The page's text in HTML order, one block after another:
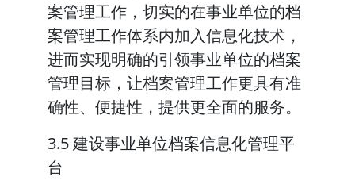
案管理工作，切实的在事业单位的档
案管理工作体系内加入信息化技术，
进而实现明确的引领事业单位的档案
管理目标，让档案管理工作更具有准
确性、便捷性，提供更全面的服务。
3.5 建设事业单位档案信息化管理平
台